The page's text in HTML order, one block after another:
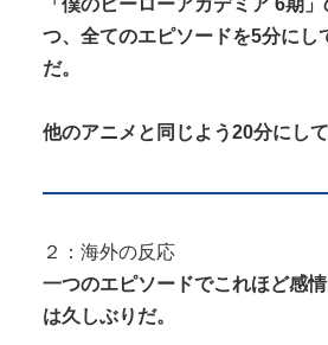
「僕のヒーローアカデミア 6期
つ、全てのエピソードを5分にし
だ。
他のアニメと同じよう20分にして
２：海外の反応
一つのエピソードでこれほど感
は久しぶりだ。